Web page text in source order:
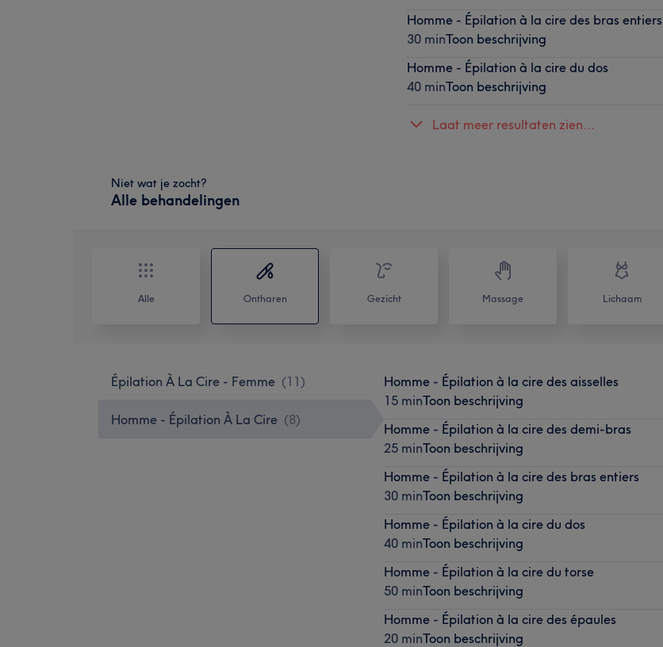
Homme - Épilation à la cire des bras entiers
30 minToon beschrijving
Homme - Épilation à la cire du dos
40 minToon beschrijving
Laat meer resultaten zien...
Niet wat je zocht?
Alle behandelingen
Alle Ontharen Gezicht Massage Lichaam
Épilation À La Cire - Femme (11)
Homme - Épilation À La Cire (8)
Homme - Épilation à la cire des aisselles
15 minToon beschrijving
Homme - Épilation à la cire des demi-bras
25 minToon beschrijving
Homme - Épilation à la cire des bras entiers
30 minToon beschrijving
Homme - Épilation à la cire du dos
40 minToon beschrijving
Homme - Épilation à la cire du torse
50 minToon beschrijving
Homme - Épilation à la cire des épaules
20 minToon beschrijving